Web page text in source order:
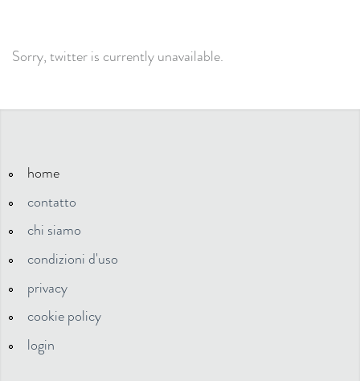
Sorry, twitter is currently unavailable.
home
contatto
chi siamo
condizioni d'uso
privacy
cookie policy
login